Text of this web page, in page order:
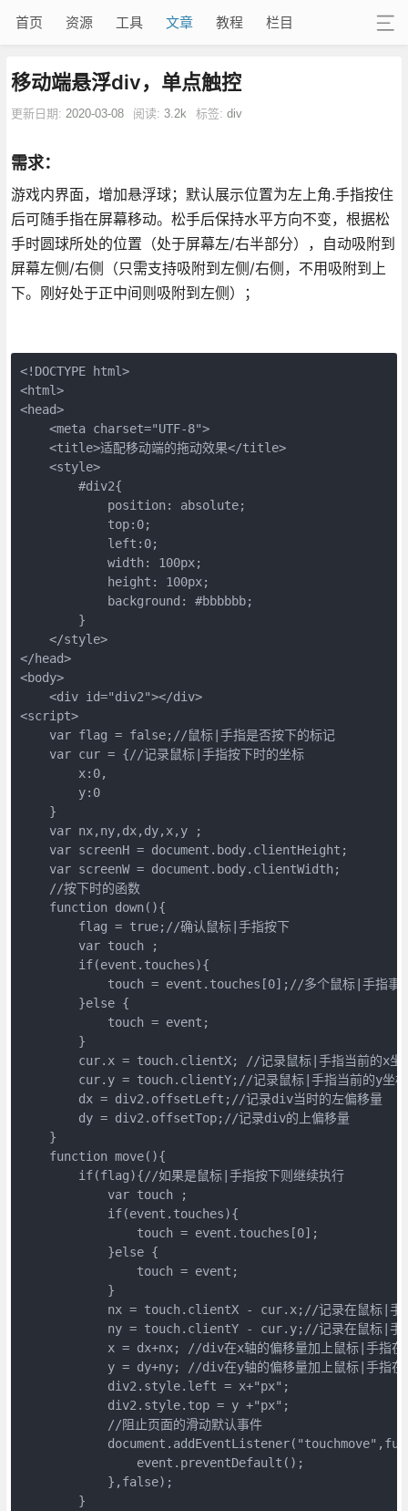
首页 资源 工具 文章 教程 栏目
移动端悬浮div，单点触控
更新日期: 2020-03-08 阅读: 3.2k 标签: div
需求：
游戏内界面，增加悬浮球；默认展示位置为左上角.手指按住
后可随手指在屏幕移动。松手后保持水平方向不变，根据松
手时圆球所处的位置（处于屏幕左/右半部分），自动吸附到
屏幕左侧/右侧（只需支持吸附到左侧/右侧，不用吸附到上
下。刚好处于正中间则吸附到左侧）；
<!DOCTYPE html>
<html>
<head>
    <meta charset="UTF-8">
    <title>适配移动端的拖动效果</title>
    <style>
        #div2{
            position: absolute;
            top:0;
            left:0;
            width: 100px;
            height: 100px;
            background: #bbbbbb;
        }
    </style>
</head>
<body>
    <div id="div2"></div>
<script>
    var flag = false;//鼠标|手指是否按下的标记
    var cur = {//记录鼠标|手指按下时的坐标
        x:0,
        y:0
    }
    var nx,ny,dx,dy,x,y ;
    var screenH = document.body.clientHeight;
    var screenW = document.body.clientWidth;
    //按下时的函数
    function down(){
        flag = true;//确认鼠标|手指按下
        var touch ;
        if(event.touches){
touch = event.touches[0];//多个鼠标|手指事
        }else {
            touch = event;
        }
cur.x = touch.clientX; //记录鼠标|手指当前的x坐
        cur.y = touch.clientY;//记录鼠标|手指当前的y坐标
        dx = div2.offsetLeft;//记录div当时的左偏移量
        dy = div2.offsetTop;//记录div的上偏移量
    }
    function move(){
        if(flag){//如果是鼠标|手指按下则继续执行
            var touch ;
            if(event.touches){
                touch = event.touches[0];
            }else {
                touch = event;
            }
nx = touch.clientX - cur.x;//记录在鼠标|手
ny = touch.clientY - cur.y;//记录在鼠标|手
x = dx+nx; //div在x轴的偏移量加上鼠标|手指在
y = dy+ny; //div在y轴的偏移量加上鼠标|手指在
            div2.style.left = x+"px";
            div2.style.top = y +"px";
            //阻止页面的滑动默认事件
                event.preventDefault();
            },false);
        }